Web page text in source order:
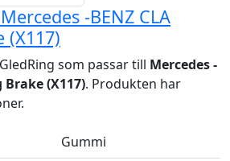
-BENZ CLA
(X117)
som passar till Mercedes -
Brake (X117). Produkten har
Gummi